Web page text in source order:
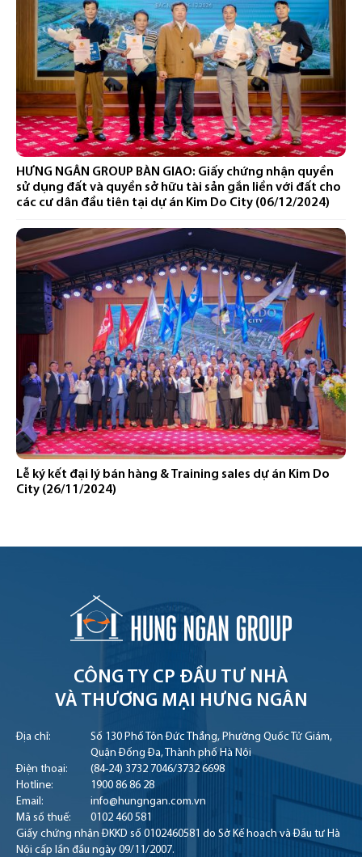
HƯNG NGÂN GROUP BÀN GIAO: Giấy chứng nhận quyền
sử dụng đất và quyền sở hữu tài sản gắn liền với đất cho
các cư dân đầu tiên tại dự án Kim Do City (06/12/2024)
Lễ ký kết đại lý bán hàng & Training sales dự án Kim Do
City (26/11/2024)
CÔNG TY CP ĐẦU TƯ NHÀ
VÀ THƯƠNG MẠI HƯNG NGÂN
Địa chỉ:
Số 130 Phố Tôn Đức Thắng, Phường Quốc Tử Giám,
Quận Đống Đa, Thành phố Hà Nội
Điện thoại:
(84-24) 3732 7046/3732 6698
Hotline:
1900 86 86 28
Email:
info@hungngan.com.vn
Mã số thuế:
0102 460 581
Giấy chứng nhận ĐKKD số 0102460581 do Sở Kế hoạch và Đầu tư Hà
Nội cấp lần đầu ngày 09/11/2007.